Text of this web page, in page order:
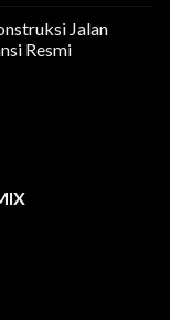
Jalan
Resmi